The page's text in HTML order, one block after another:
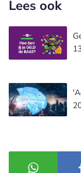
Lees ook